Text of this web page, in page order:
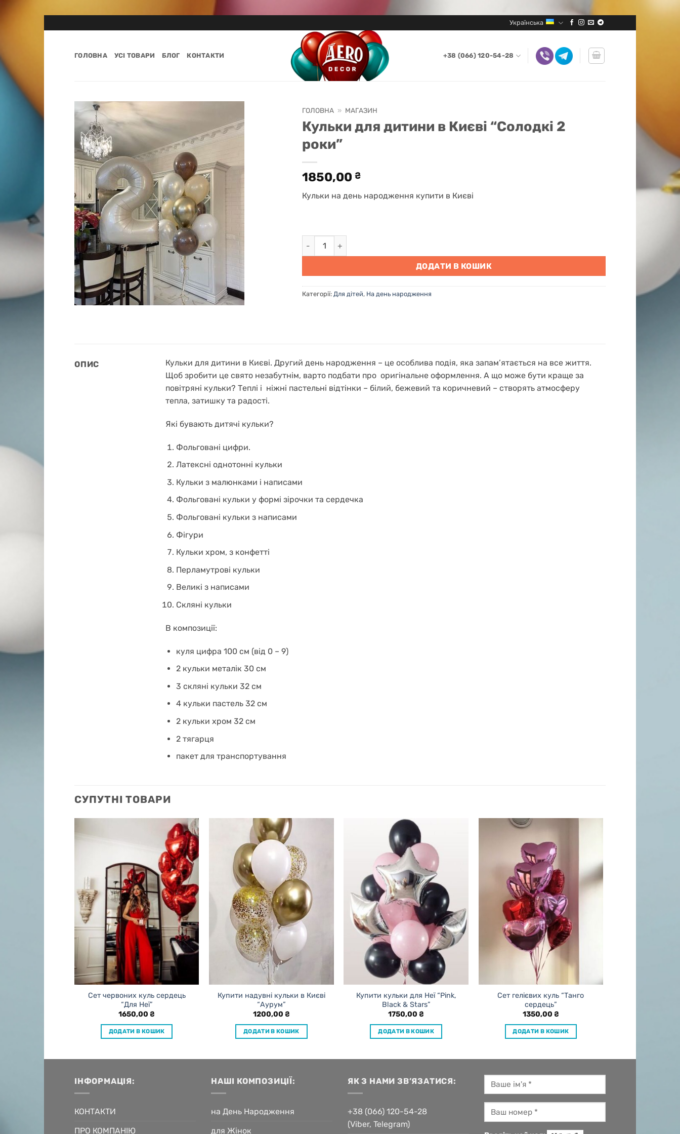
Українська
ГОЛОВНА УСІ ТОВАРИ БЛОГ КОНТАКТИ +38 (066) 120-54-28
ГОЛОВНА » МАГАЗИН
Кульки для дитини в Києві “Солодкі 2
роки”
1850,00 ₴
Кульки на день народження купити в Києві
Кульки для дитини в Києві "Солодкі 2 роки" кількість
ДОДАТИ В КОШИК
Категорії: Для дітей, На день народження
ОПИС
Кульки для дитини в Києві. Другий день народження – це особлива подія, яка запам’ятається на все життя.
Щоб зробити це свято незабутнім, варто подбати про оригінальне оформлення. А що може бути краще за
повітряні кульки? Теплі і ніжні пастельні відтінки – білий, бежевий та коричневий – створять атмосферу
тепла, затишку та радості.
Які бувають дитячі кульки?
Фольговані цифри.
Латексні однотонні кульки
Кульки з малюнками і написами
Фольговані кульки у формі зірочки та сердечка
Фольговані кульки з написами
Фігури
Кульки хром, з конфетті
Перламутрові кульки
Великі з написами
Скляні кульки
В композиції:
куля цифра 100 см (від 0 – 9)
2 кульки металік 30 см
3 скляні кульки 32 см
4 кульки пастель 32 см
2 кульки хром 32 см
2 тягарця
пакет для транспортування
СУПУТНІ ТОВАРИ
Сет червоних куль сердець
“Для Неї”
1650,00₴
ДОДАТИ В КОШИК
Купити надувні кульки в Києві
“Аурум”
1200,00 ₴
ДОДАТИ В КОШИК
Купити кульки для Неї “Pink,
Black & Stars”
1750,00₴
ДОДАТИ В КОШИК
Сет гелієвих куль “Танго
сердець”
1350,00 ₴
ДОДАТИ В КОШИК
ІНФОРМАЦІЯ:
КОНТАКТИ
ПРО КОМПАНІЮ
НАШІ КОМПОЗИЦІЇ:
на День Народження
для Жінок
ЯК З НАМИ ЗВ’ЯЗАТИСЯ:
+38 (066) 120-54-28
(Viber, Telegram)